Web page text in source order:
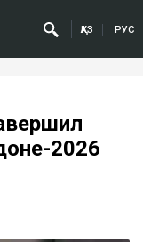
ҚАЗ РУС
2026